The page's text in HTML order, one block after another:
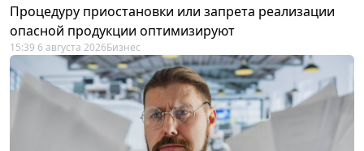
Процедуру приостановки или запрета реализации
опасной продукции оптимизируют
15:39 6 августа 2026Бизнес